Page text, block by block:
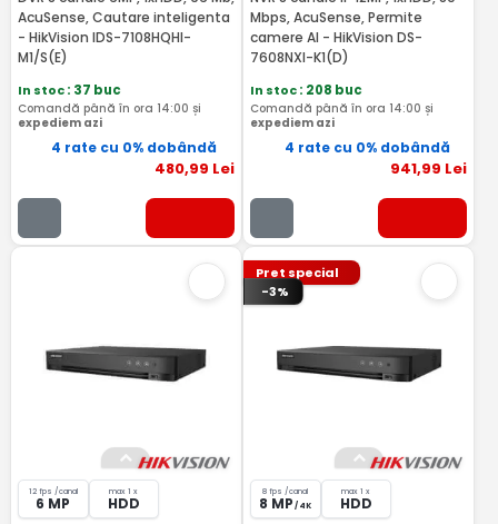
AcuSense, Cautare inteligenta
- HikVision IDS-7108HQHI-
M1/S(E)
In stoc: 37 buc
Comandă până în ora 14:00 și
expediem azi
4 rate cu 0% dobândă
480,99 Lei
Mbps, AcuSense, Permite
camere AI - HikVision DS-
7608NXI-K1(D)
In stoc: 208 buc
Comandă până în ora 14:00 și
expediem azi
4 rate cu 0% dobândă
941,99 Lei
12 fps /canal
6 MP
max 1 x
HDD
Pret special
-3%
8 fps /canal
8 MP / 4K
max 1 x
HDD